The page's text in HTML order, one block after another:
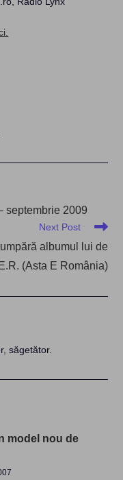
septembrie 2009
Next Post
albumul lui de
(Asta E România)
săgetător.
model nou de